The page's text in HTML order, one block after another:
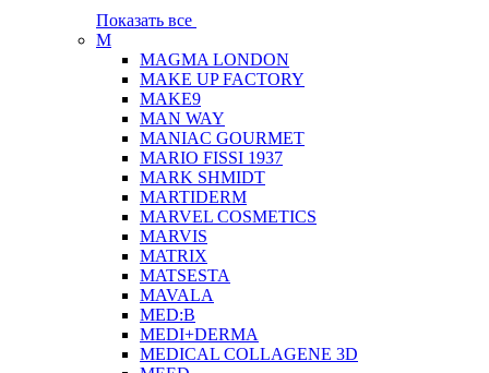
Показать все
M
MAGMA LONDON
MAKE UP FACTORY
MAKE9
MAN WAY
MANIAC GOURMET
MARIO FISSI 1937
MARK SHMIDT
MARTIDERM
MARVEL COSMETICS
MARVIS
MATRIX
MATSESTA
MAVALA
MED:B
MEDI+DERMA
MEDICAL COLLAGENE 3D